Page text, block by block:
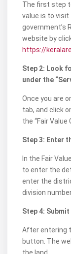
The first step
value is to
government’s
website by
https://
Step 2: Look
under the
Once you are
tab, and click
the “Fair Value
Step 3: Enter
In the Fair
to enter the
enter the
division
Step 4:
After entering
button. The